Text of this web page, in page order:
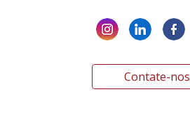
Contate-nos